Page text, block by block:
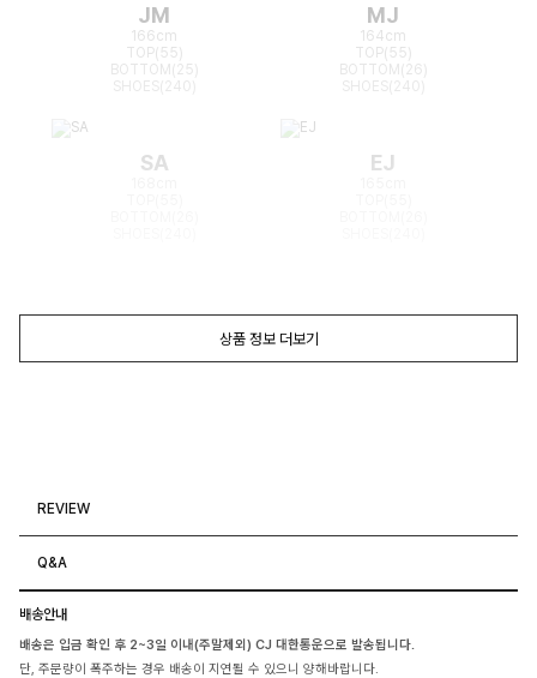
JM
166cm
TOP(55)
BOTTOM(25)
MJ
164cm
TOP(55)
BOTTOM(26)
SA EJ
상품 정보 더보기
REVIEW
Q&A
배송안내
배송은 입금 확인 후 2~3일 이내(주말제외) CJ 대한통운으로 발송됩니다.
단, 주문량이 폭주하는 경우 배송이 지연될 수 있으니 양해바랍니다.